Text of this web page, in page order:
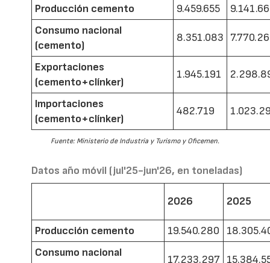
Producción cemento 9.459.655
Consumo nacional
(cemento)
8.351.083
Exportaciones
(cemento+clínker)
1.945.191
Importaciones
(cemento+clínker)
482.719
Fuente: Ministerio de Industria y Turismo y Oficemen.
Datos año móvil (jul'25-jun'26, en toneladas)
2026 2025
Producción cemento 19.540.280
Consumo nacional
17.233.297